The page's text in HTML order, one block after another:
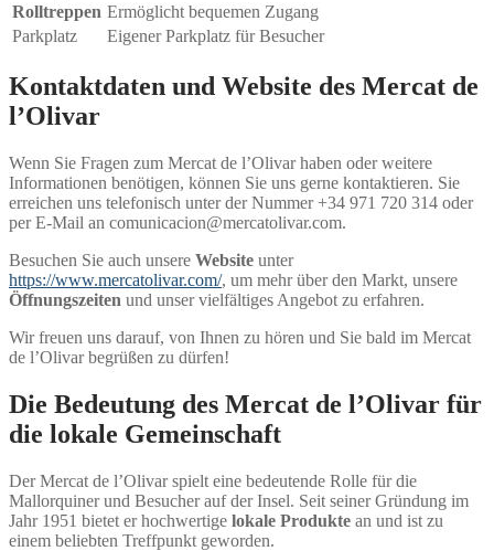
Rolltreppen Ermöglicht bequemen Zugang
Parkplatz
Eigener Parkplatz für Besucher
Kontaktdaten und Website des Mercat de
l’Olivar
Wenn Sie Fragen zum Mercat de l’Olivar haben oder weitere
Informationen benötigen, können Sie uns gerne kontaktieren. Sie
erreichen uns telefonisch unter der Nummer +34 971 720 314 oder
per E-Mail an comunicacion@mercatolivar.com.
Besuchen Sie auch unsere Website unter
https://www.mercatolivar.com/, um mehr über den Markt, unsere
Öffnungszeiten und unser vielfältiges Angebot zu erfahren.
Wir freuen uns darauf, von Ihnen zu hören und Sie bald im Mercat
de l’Olivar begrüßen zu dürfen!
Die Bedeutung des Mercat de l’Olivar für
die lokale Gemeinschaft
Der Mercat de l’Olivar spielt eine bedeutende Rolle für die
Mallorquiner und Besucher auf der Insel. Seit seiner Gründung im
Jahr 1951 bietet er hochwertige lokale Produkte an und ist zu
einem beliebten Treffpunkt geworden.